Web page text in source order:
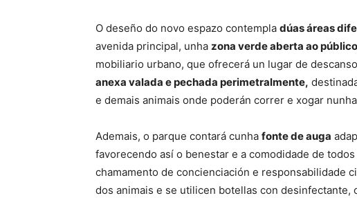
O deseño do novo espazo contempla dúas áreas
avenida principal, unha zona verde aberta ao público
mobiliario urbano, que ofrecerá un lugar de
anexa valada e pechada perimetralmente,
e demais animais onde poderán correr e xogar
Ademais, o parque contará cunha fonte de auga
favorecendo así o benestar e a comodidade de
chamamento de concienciación e responsabilidade
dos animais e se utilicen botellas con desinfectante,